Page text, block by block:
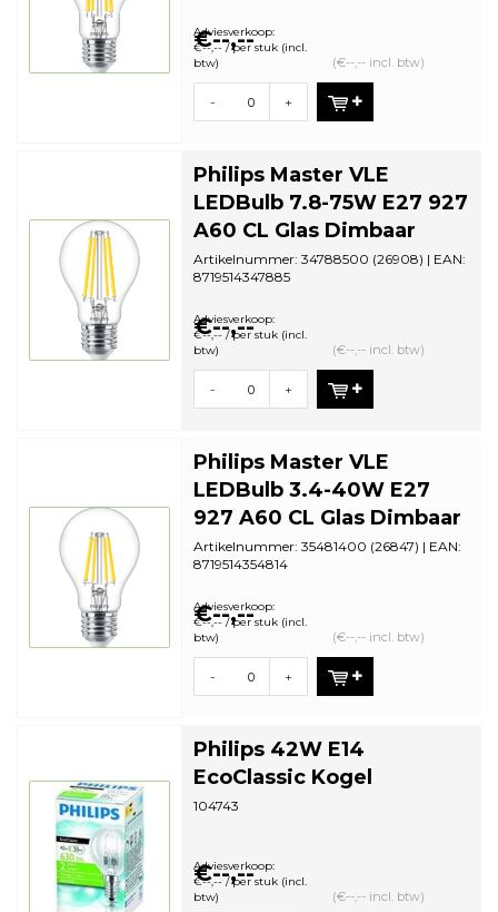
bestelhoeveelh...
€--,--
Adviesverkoop:
€--,-- / per stuk (incl.
btw)
(€--,-- incl. btw)
- +
Philips Master VLE
LEDBulb 7.8-75W E27 927
A60 CL Glas Dimbaar
Artikelnummer: 34788500 (26908) | EAN:
8719514347885
bestelhoeveelh...
€--,--
Adviesverkoop:
€--,-- / per stuk (incl.
btw)
(€--,-- incl. btw)
- +
Philips Master VLE
LEDBulb 3.4-40W E27
927 A60 CL Glas Dimbaar
Artikelnummer: 35481400 (26847) | EAN:
8719514354814
bestelhoeveelh...
€--,--
Adviesverkoop:
€--,-- / per stuk (incl.
btw)
(€--,-- incl. btw)
- +
Philips 42W E14
EcoClassic Kogel
104743
€--,--
Adviesverkoop:
€--,-- / per stuk (incl.
btw)
(€--,-- incl. btw)